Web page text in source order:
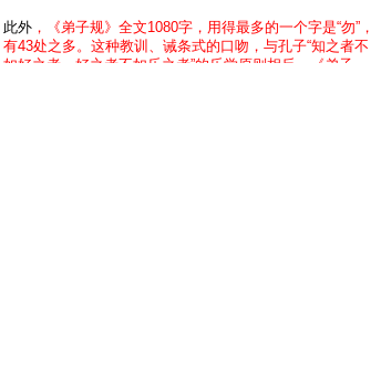
此外 ，《弟子规》全文1080字，用得最多的一个字是“勿”，
有43处之多。这种教训、诫条式的口吻，与孔子“知之者不
如好之者，好之者不如乐之者”的乐学原则相反。《弟子